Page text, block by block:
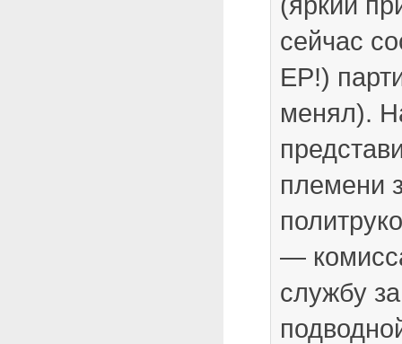
сейчас
ЕР!)
менял).
племени
—
службу